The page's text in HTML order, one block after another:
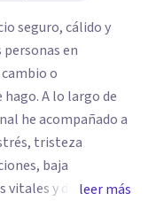
seguro, cálido y
en
o
de
he acompañado a
tristeza
baja
vitales y desafíos
leer más